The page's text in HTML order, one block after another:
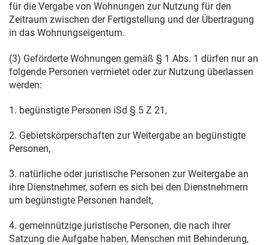
für die Vergabe von Wohnungen zur Nutzung für den
Zeitraum zwischen der Fertigstellung und der Übertragung
in das Wohnungseigentum.
(3) Geförderte Wohnungen gemäß § 1 Abs. 1 dürfen nur an
folgende Personen vermietet oder zur Nutzung überlassen
werden:
1. begünstigte Personen iSd § 5 Z 21,
2. Gebietskörperschaften zur Weitergabe an begünstigte
Personen,
3. natürliche oder juristische Personen zur Weitergabe an
ihre Dienstnehmer, sofern es sich bei den Dienstnehmern
um begünstigte Personen handelt,
4. gemeinnützige juristische Personen, die nach ihrer
Satzung die Aufgabe haben, Menschen mit Behinderung,